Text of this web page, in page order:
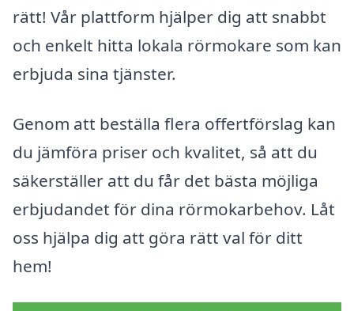
rätt! Vår plattform hjälper dig att snabbt
och enkelt hitta lokala rörmokare som kan
erbjuda sina tjänster.
Genom att beställa flera offertförslag kan
du jämföra priser och kvalitet, så att du
säkerställer att du får det bästa möjliga
erbjudandet för dina rörmokarbehov. Låt
oss hjälpa dig att göra rätt val för ditt
hem!